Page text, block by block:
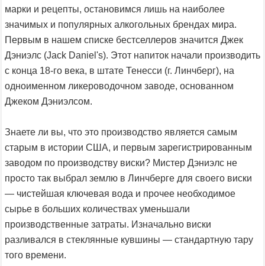
марки и рецепты, остановимся лишь на наиболее
значимых и популярных алкогольных брендах мира.
Первым в нашем списке бестселлеров значится Джек
Дэниэлс (Jack Daniel's). Этот напиток начали производить
с конца 18-го века, в штате Тенесси (г. Линчберг), на
одноименном ликероводочном заводе, основанном
Джеком Дэниэлсом.
Знаете ли вы, что это производство является самым
старым в истории США, и первым зарегистрированным
заводом по производству виски? Мистер Дэниэлс не
просто так выбрал землю в Линчберге для своего виски
— чистейшая ключевая вода и прочее необходимое
сырье в больших количествах уменьшали
производственные затраты. Изначально виски
разливался в стеклянные кувшины — стандартную тару
того времени.